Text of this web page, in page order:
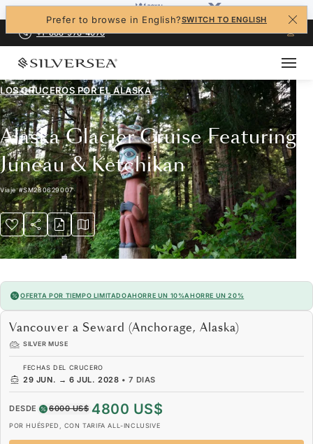
Prefer to browse in English?SWITCH TO ENGLISH
+1-888-978-4070
LOS CRUCEROS POR ELALASKA
Alaska Glacier Cruise Featuring
Juneau & Ketchikan
Viaje#SM280629007
OFERTA POR TIEMPO LIMITADOAHORRE UN 10%AHORRE UN 20%
Vancouver a Seward (Anchorage, Alaska)
SILVER MUSE
FECHAS DEL CRUCERO
29 JUN. → 6 JUL. 2028 •7 DIAS
DESDE 6000 US$ 4800 US$
POR HUÉSPED, CON TARIFA ALL-INCLUSIVE